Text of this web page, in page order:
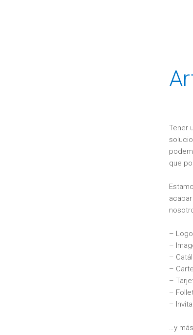
Tener
que
–
–
–
–
–
–
–
…y